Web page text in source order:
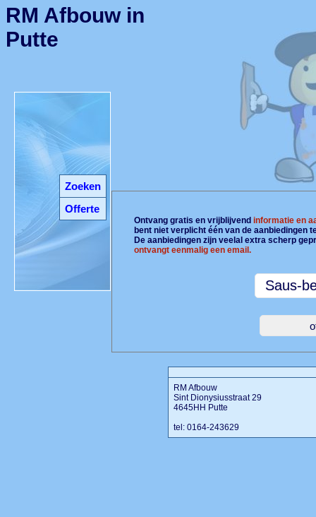
Zoeken
Offerte
RM Afbouw in
Putte
Ontvang gratis en vrijblijvendinformatie en
bent niet verplicht één van de aanbiedingen
De aanbiedingen zijn veelal extra scherp
ontvangt eenmalig een email.
RM Afbouw
Sint Dionysiusstraat 29
4645HH Putte
tel: 0164-243629